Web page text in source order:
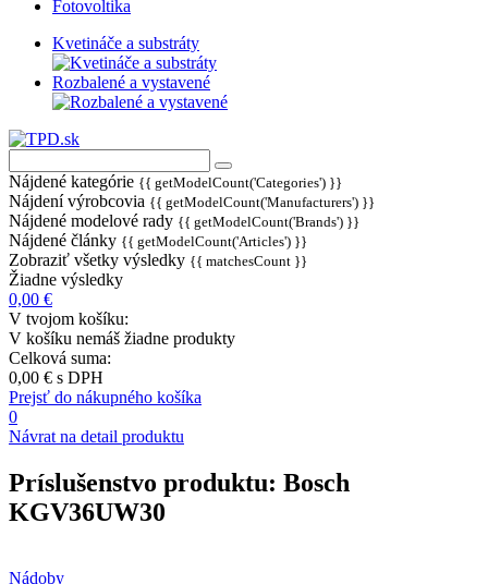
Fotovoltika
Kvetináče a substráty
Rozbalené a vystavené
Nájdené kategórie {{ getModelCount('Categories') }}
Nájdení výrobcovia {{ getModelCount('Manufacturers') }}
Nájdené modelové rady {{ getModelCount('Brands') }}
Nájdené články {{ getModelCount('Articles') }}
Zobraziť všetky výsledky {{ matchesCount }}
Žiadne výsledky
0,00 €
V tvojom košíku:
V košíku nemáš žiadne produkty
Celková suma:
0,00 € s DPH
Prejsť do nákupného košíka
0
Návrat na detail produktu
Príslušenstvo produktu: Bosch
KGV36UW30
Nádoby